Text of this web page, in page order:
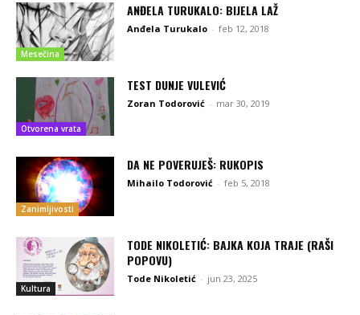
Mesečina
ANĐELA TURUKALO: BIJELA LAŽ
Anđela Turukalo - feb 12, 2018
Otvorena vrata
TEST DUNJE VULEVIĆ
Zoran Todorović - mar 30, 2019
Zanimljivosti
DA NE POVERUJEŠ: RUKOPIS
Mihailo Todorović - feb 5, 2018
Kultura
TODE NIKOLETIĆ: BAJKA KOJA TRAJE (RAŠI
POPOVU)
Tode Nikoletić - jun 23, 2025